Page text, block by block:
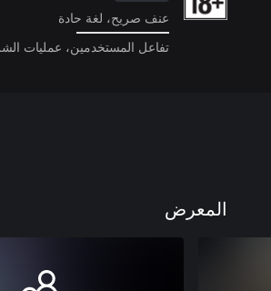
عنف صريح، لغة حادة
تفاعل المستخدمين، عمليات
المعرض